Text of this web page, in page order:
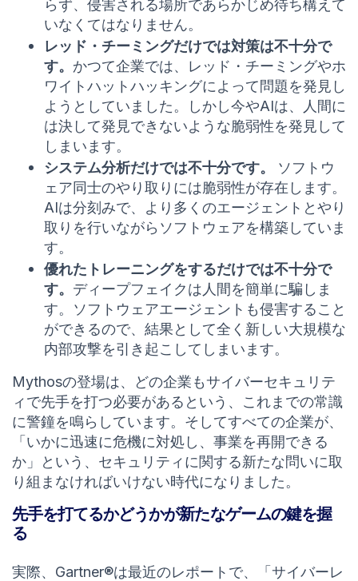
らず、侵害される場所であらかじめ待ち構えて
いなくてはなりません。
レッド・チーミングだけでは対策は不十分で
す。 かつて企業では、レッド・チーミングやホ
ワイトハットハッキングによって問題を発見し
ようとしていました。しかし今やAIは、人間に
は決して発見できないような脆弱性を発見して
しまいます。
システム分析だけでは不十分です。 ソフトウ
ェア同士のやり取りには脆弱性が存在します。
AIは分刻みで、より多くのエージェントとやり
取りを行いながらソフトウェアを構築していま
す。
優れたトレーニングをするだけでは不十分で
す。 ディープフェイクは人間を簡単に騙しま
す。ソフトウェアエージェントも侵害すること
ができるので、結果として全く新しい大規模な
内部攻撃を引き起こしてしまいます。
Mythosの登場は、どの企業もサイバーセキュリテ
ィで先手を打つ必要があるという、これまでの常識
に警鐘を鳴らしています。そしてすべての企業が、
「いかに迅速に危機に対処し、事業を再開できる
か」という、セキュリティに関する新たな問いに取
り組まなければいけない時代になりました。
先手を打てるかどうかが新たなゲームの鍵を握
る
実際、Gartner®は最近のレポートで、「サイバーレ